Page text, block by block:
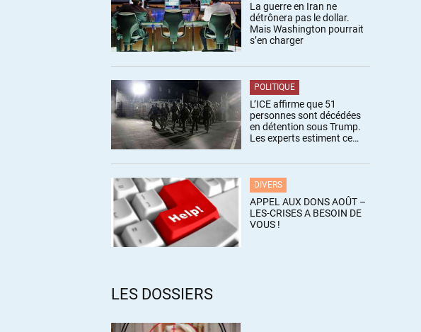
La guerre en Iran ne
détrônera pas le dollar.
Mais Washington pourrait
s’en charger
POLITIQUE
L’ICE affirme que 51
personnes sont décédées
en détention sous Trump.
Les experts estiment ce
DIVERS
APPEL AUX DONS AOÛT –
LES-CRISES A BESOIN DE
VOUS !
LES DOSSIERS